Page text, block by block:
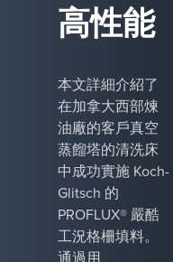
高性能
本文詳細介紹了
在加拿大西部煉
油廠的客戶真空
蒸餾塔的清洗床
中成功實施 Koch-
Glitsch 的
PROFLUX® 嚴酷
工況格柵填料。